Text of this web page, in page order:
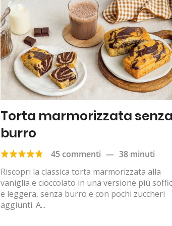
Torta marmorizzata senza
burro
45 commenti — 38 minuti
Riscopri la classica torta marmorizzata alla
vaniglia e cioccolato in una versione più
e leggera, senza burro e con pochi zuccheri
aggiunti. A...